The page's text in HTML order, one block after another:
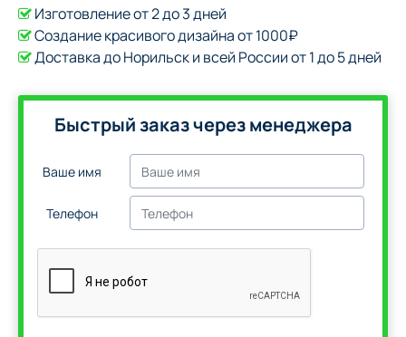
Изготовление от 2 до 3 дней
Создание красивого дизайна от 1000₽
Доставка до Норильск и всей России от 1 до 5 дней
Быстрый заказ через менеджера
Ваше имя
Телефон